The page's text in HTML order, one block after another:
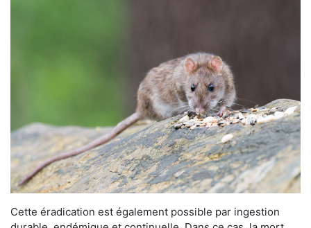
Cette éradication est également possible par ingestion